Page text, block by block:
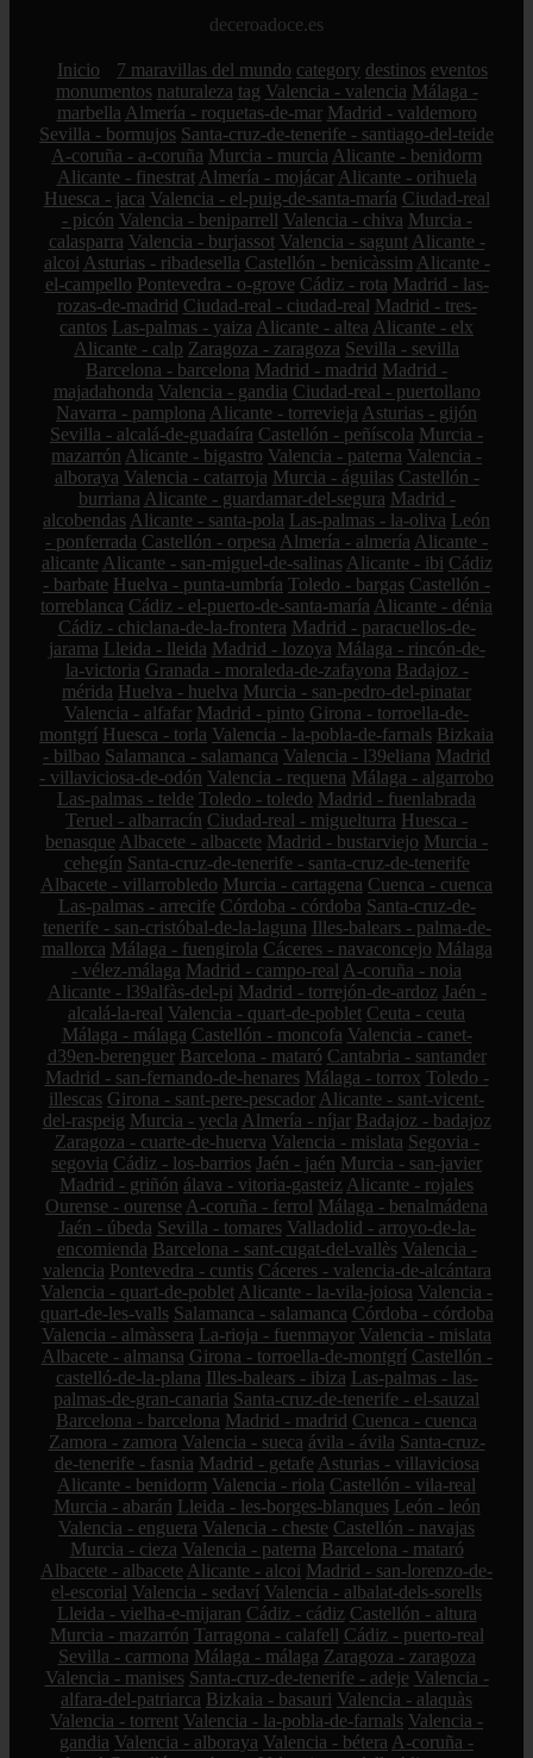
deceroadoce.es
Inicio 7 maravillas del mundo category destinos eventos
monumentos naturaleza tag Valencia - valencia Málaga -
marbella Almería - roquetas-de-mar Madrid - valdemoro
Sevilla - bormujos Santa-cruz-de-tenerife - santiago-del-teide
A-coruña - a-coruña Murcia - murcia Alicante - benidorm
Alicante - finestrat Almería - mojácar Alicante - orihuela
Huesca - jaca Valencia - el-puig-de-santa-maría Ciudad-real
- picón Valencia - beniparrell Valencia - chiva Murcia -
calasparra Valencia - burjassot Valencia - sagunt Alicante -
alcoi Asturias - ribadesella Castellón - benicàssim Alicante -
el-campello Pontevedra - o-grove Cádiz - rota Madrid - las-
rozas-de-madrid Ciudad-real - ciudad-real Madrid - tres-
cantos Las-palmas - yaiza Alicante - altea Alicante - elx
Alicante - calp Zaragoza - zaragoza Sevilla - sevilla
Barcelona - barcelona Madrid - madrid Madrid -
majadahonda Valencia - gandia Ciudad-real - puertollano
Navarra - pamplona Alicante - torrevieja Asturias - gijón
Sevilla - alcalá-de-guadaíra Castellón - peñíscola Murcia -
mazarrón Alicante - bigastro Valencia - paterna Valencia -
alboraya Valencia - catarroja Murcia - águilas Castellón -
burriana Alicante - guardamar-del-segura Madrid -
alcobendas Alicante - santa-pola Las-palmas - la-oliva León
- ponferrada Castellón - orpesa Almería - almería Alicante -
alicante Alicante - san-miguel-de-salinas Alicante - ibi Cádiz
- barbate Huelva - punta-umbría Toledo - bargas Castellón -
torreblanca Cádiz - el-puerto-de-santa-maría Alicante - dénia
Cádiz - chiclana-de-la-frontera Madrid - paracuellos-de-
jarama Lleida - lleida Madrid - lozoya Málaga - rincón-de-
la-victoria Granada - moraleda-de-zafayona Badajoz -
mérida Huelva - huelva Murcia - san-pedro-del-pinatar
Valencia - alfafar Madrid - pinto Girona - torroella-de-
montgrí Huesca - torla Valencia - la-pobla-de-farnals Bizkaia
- bilbao Salamanca - salamanca Valencia - l39eliana Madrid
- villaviciosa-de-odón Valencia - requena Málaga - algarrobo
Las-palmas - telde Toledo - toledo Madrid - fuenlabrada
Teruel - albarracín Ciudad-real - miguelturra Huesca -
benasque Albacete - albacete Madrid - bustarviejo Murcia -
cehegín Santa-cruz-de-tenerife - santa-cruz-de-tenerife
Albacete - villarrobledo Murcia - cartagena Cuenca - cuenca
Las-palmas - arrecife Córdoba - córdoba Santa-cruz-de-
tenerife - san-cristóbal-de-la-laguna Illes-balears - palma-de-
mallorca Málaga - fuengirola Cáceres - navaconcejo Málaga
- vélez-málaga Madrid - campo-real A-coruña - noia
Alicante - l39alfàs-del-pi Madrid - torrejón-de-ardoz Jaén -
alcalá-la-real Valencia - quart-de-poblet Ceuta - ceuta
Málaga - málaga Castellón - moncofa Valencia - canet-
d39en-berenguer Barcelona - mataró Cantabria - santander
Madrid - san-fernando-de-henares Málaga - torrox Toledo -
illescas Girona - sant-pere-pescador Alicante - sant-vicent-
del-raspeig Murcia - yecla Almería - níjar Badajoz - badajoz
Zaragoza - cuarte-de-huerva Valencia - mislata Segovia -
segovia Cádiz - los-barrios Jaén - jaén Murcia - san-javier
Madrid - griñón álava - vitoria-gasteiz Alicante - rojales
Ourense - ourense A-coruña - ferrol Málaga - benalmádena
Jaén - úbeda Sevilla - tomares Valladolid - arroyo-de-la-
encomienda Barcelona - sant-cugat-del-vallès Valencia -
valencia Pontevedra - cuntis Cáceres - valencia-de-alcántara
Valencia - quart-de-poblet Alicante - la-vila-joiosa Valencia -
quart-de-les-valls Salamanca - salamanca Córdoba - córdoba
Valencia - almàssera La-rioja - fuenmayor Valencia - mislata
Albacete - almansa Girona - torroella-de-montgrí Castellón -
castelló-de-la-plana Illes-balears - ibiza Las-palmas - las-
palmas-de-gran-canaria Santa-cruz-de-tenerife - el-sauzal
Barcelona - barcelona Madrid - madrid Cuenca - cuenca
Zamora - zamora Valencia - sueca ávila - ávila Santa-cruz-
de-tenerife - fasnia Madrid - getafe Asturias - villaviciosa
Alicante - benidorm Valencia - riola Castellón - vila-real
Murcia - abarán Lleida - les-borges-blanques León - león
Valencia - enguera Valencia - cheste Castellón - navajas
Murcia - cieza Valencia - paterna Barcelona - mataró
Albacete - albacete Alicante - alcoi Madrid - san-lorenzo-de-
el-escorial Valencia - sedaví Valencia - albalat-dels-sorells
Lleida - vielha-e-mijaran Cádiz - cádiz Castellón - altura
Murcia - mazarrón Tarragona - calafell Cádiz - puerto-real
Sevilla - carmona Málaga - málaga Zaragoza - zaragoza
Valencia - manises Santa-cruz-de-tenerife - adeje Valencia -
alfara-del-patriarca Bizkaia - basauri Valencia - alaquàs
Valencia - torrent Valencia - la-pobla-de-farnals Valencia -
gandia Valencia - alboraya Valencia - bétera A-coruña -